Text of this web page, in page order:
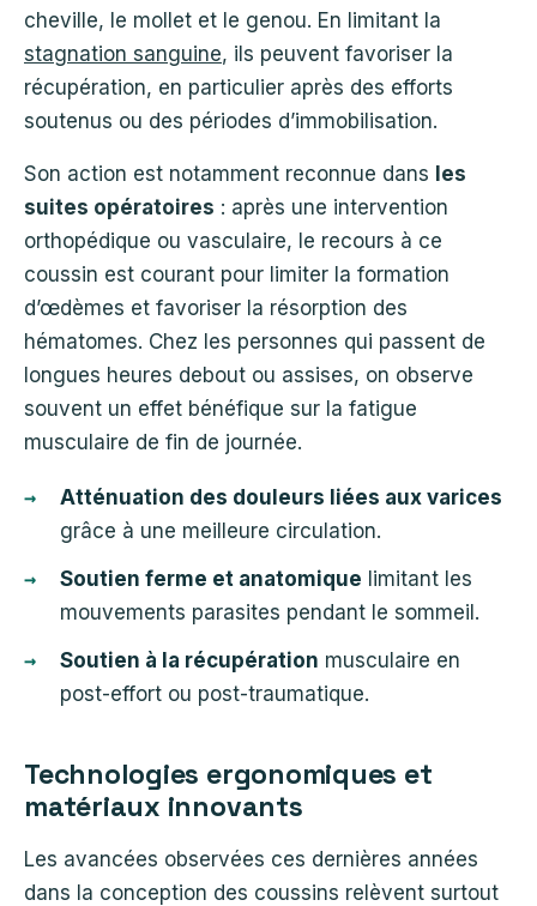
cheville, le mollet et le genou. En limitant la
stagnation sanguine, ils peuvent favoriser la
récupération, en particulier après des efforts
soutenus ou des périodes d’immobilisation.
Son action est notamment reconnue dans les
suites opératoires : après une intervention
orthopédique ou vasculaire, le recours à ce
coussin est courant pour limiter la formation
d’œdèmes et favoriser la résorption des
hématomes. Chez les personnes qui passent de
longues heures debout ou assises, on observe
souvent un effet bénéfique sur la fatigue
musculaire de fin de journée.
Atténuation des douleurs liées aux varices
grâce à une meilleure circulation.
Soutien ferme et anatomique limitant les
mouvements parasites pendant le sommeil.
Soutien à la récupération musculaire en
post-effort ou post-traumatique.
Technologies ergonomiques et
matériaux innovants
Les avancées observées ces dernières années
dans la conception des coussins relèvent surtout